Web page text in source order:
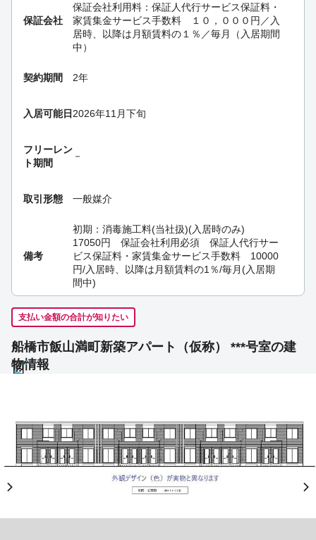
保証会社
保証会社利用料：保証人代行サービス保証料・
家賃集金サービス手数料 １０，０００円／入
居時、以降は月額賃料の１％／毎月（入居期間
中）
契約期間 2年
入居可能日 2026年11月下旬
フリーレン
ト期間
－
取引形態 一般媒介
備考
初期：消毒施工料(当社扱)(入居時のみ)
17050円 保証会社利用必須 保証人代行サー
ビス保証料・家賃集金サービス手数料 10000
円/入居時、以降は月額賃料の1％/毎月(入居期
間中)
支払い金額の合計が知りたい
船橋市飯山満町新築アパート（仮称） ***号室の建
物情報